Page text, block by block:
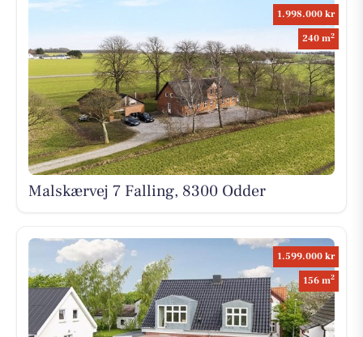
1.998.000 kr
240 m2
Malskærvej 7 Falling, 8300 Odder
1.599.000 kr
156 m2